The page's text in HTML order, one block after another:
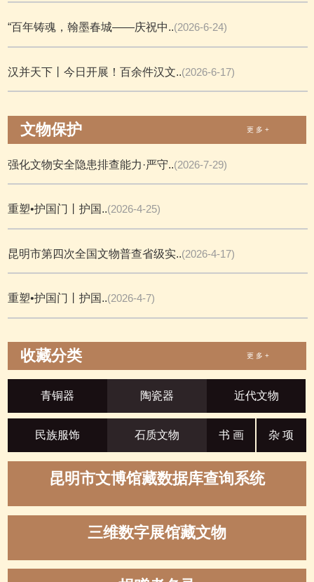
“百年铸魂，翰墨春城——庆祝中..(2026-6-24)
汉并天下丨今日开展！百余件汉文..(2026-6-17)
文物保护 更 多 +
强化文物安全隐患排查能力·严守..(2026-7-29)
重塑•护国门丨护国..(2026-4-25)
昆明市第四次全国文物普查省级实..(2026-4-17)
重塑•护国门丨护国..(2026-4-7)
收藏分类 更 多 +
青铜器 陶瓷器 近代文物
民族服饰 石质文物 书 画 杂 项
昆明市文博馆藏数据库查询系统
三维数字展馆藏文物